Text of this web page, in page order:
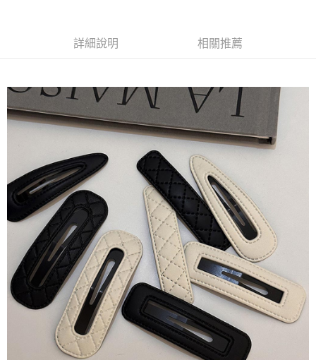
每筆NT$65，滿NT$688(含以上)免運費
每筆NT$65，滿NT$688(含以上)免運費
付款後7-11取貨
每筆NT$65，滿NT$688(含以上)免運費
每筆NT$80，滿NT$1,000(含以上)免運費
宅配(外島)
每筆NT$125，滿NT$1,500(含以上)免運費
其他海外郵寄 查看運費
香港澳門地區 查看運費
詳細說明 相關推薦